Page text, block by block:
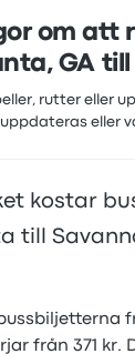
om att
GA
rutter eller
eller
kostar
till
från 371 kr.